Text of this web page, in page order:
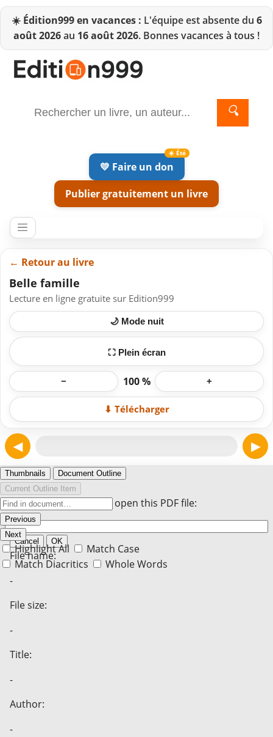
☀️ Édition999 en vacances : L'équipe est absente du 6
août 2026au 16 août 2026. Bonnes vacances à tous !
🔍
💛 Faire un don
Publier gratuitement un livre
← Retour au livre
Belle famille
Lecture en ligne gratuite sur Edition999
🌙 Mode nuit
⛶ Plein écran
− 100 % +
⬇ Télécharger
◀ ▶
Thumbnails
Document Outline
Current Outline Item
Previous
Next
Highlight All
Match Case
Match Diacritics
Whole Words
Enter the password to open this PDF file:
Cancel OK
File name:
-
File size:
-
Title:
-
Author:
-